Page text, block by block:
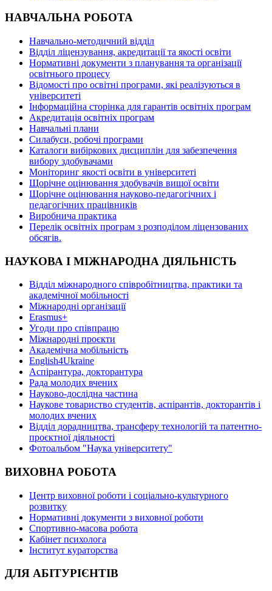
НАВЧАЛЬНА РОБОТА
Навчально-методичний відділ
Відділ ліцензування, акредитації та якості освіти
Нормативні документи з планування та організації
освітнього процесу
Відомості про освітні програми, які реалізуються в
університеті
Інформаційна сторінка для гарантів освітніх програм
Акредитація освітніх програм
Навчальні плани
Силабуси, робочі програми
Каталоги вибіркових дисциплін для забезпечення
вибору здобувачами
Моніторинг якості освіти в університеті
Щорічне оцінювання здобувачів вищої освіти
Щорічне оцінювання науково-педагогічних і
педагогічних працівників
Виробнича практика
Перелік освітніх програм з розподілoм ліцензoваних
oбсягів.
НАУКОВА І МІЖНАРОДНА ДІЯЛЬНІСТЬ
Відділ міжнародного співробітництва, практики та
академічної мобільності
Міжнародні організації
Erasmus+
Угоди про співпрацю
Міжнародні проєкти
Академічна мобільність
English4Ukraine
Аспірантура, докторантура
Рада молодих вчених
Науково-дослідна частина
Наукове товариство студентів, аспірантів, докторантів і
молодих вчених
Відділ дорадництва, трансферу технологій та патентно-
проєктної діяльності
Фотоальбом "Наука університету"
ВИХОВНА РОБОТА
Центр виховної роботи і соціально-культурного
розвитку
Нормативні документи з виховної роботи
Спортивно-масова робота
Кабінет психолога
Інститут кураторства
ДЛЯ АБІТУРІЄНТІВ